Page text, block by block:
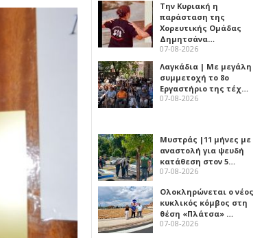
Την Κυριακή η
παράσταση της
Χορευτικής Ομάδας
Δημητσάνα…
07-08-2026
Λαγκάδια | Με μεγάλη
συμμετοχή το 8ο
Εργαστήριο της τέχ…
07-08-2026
Μυστράς |11 μήνες με
αναστολή για ψευδή
κατάθεση στον 5…
07-08-2026
Ολοκληρώνεται ο νέος
κυκλικός κόμβος στη
θέση «Πλάτσα» …
07-08-2026